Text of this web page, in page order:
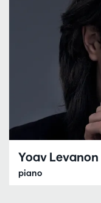
Yoav Levanon
piano